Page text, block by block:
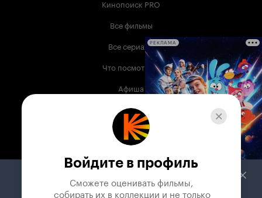
Кинопоиск PRO
Все фильмы
Все сериалы
Что посмотреть
Афиша
Музыка
Телепрограмма
Служба поддержки
РЕКЛАМА
Войдите в профиль
Сможете оценивать фильмы,
собирать их в коллекции и не только